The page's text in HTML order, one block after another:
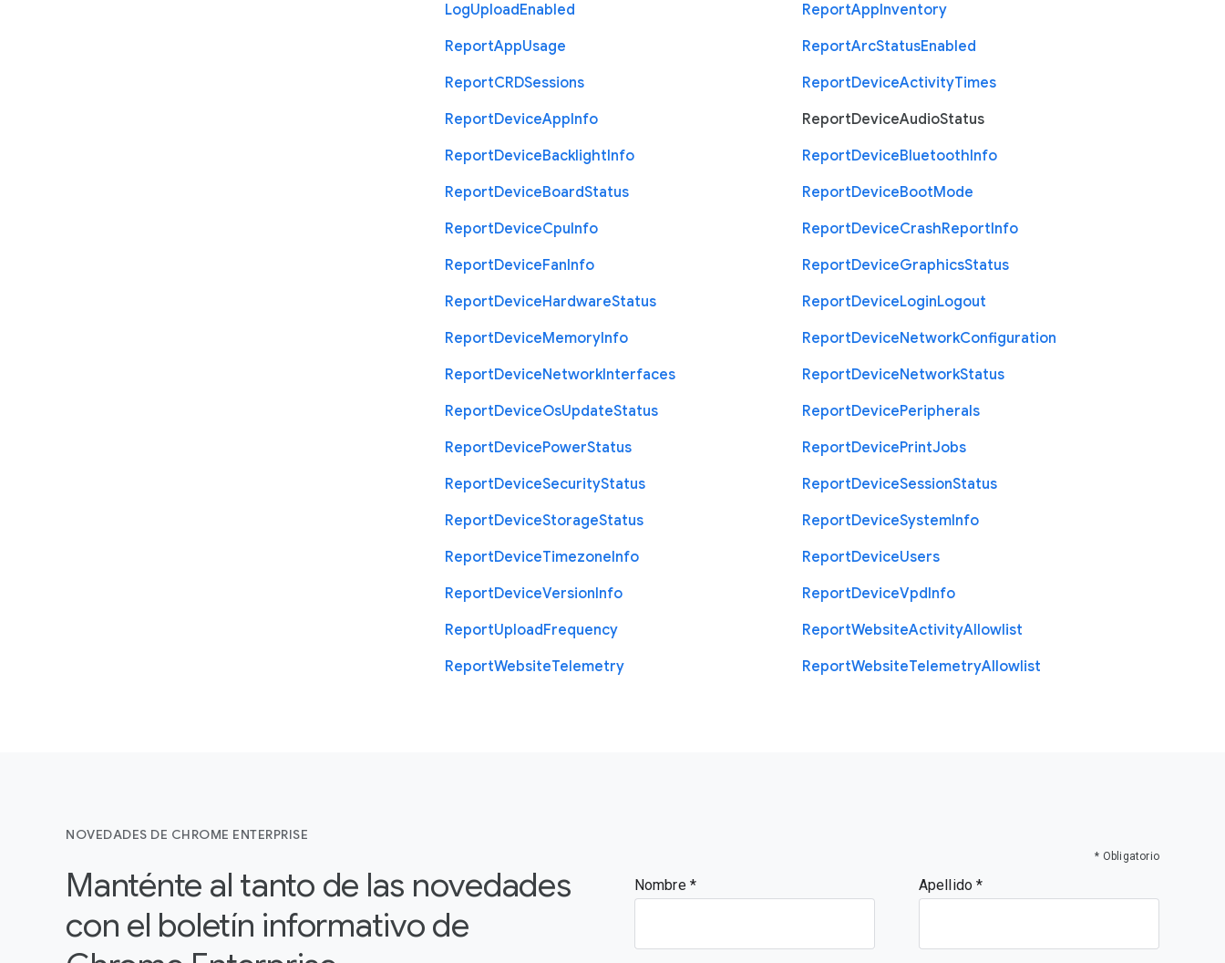
LogUploadEnabled ReportAppInventory
ReportAppUsage ReportArcStatusEnabled
ReportCRDSessions ReportDeviceActivityTimes
ReportDeviceAppInfo ReportDeviceAudioStatus
ReportDeviceBacklightInfo ReportDeviceBluetoothInfo
ReportDeviceBoardStatus ReportDeviceBootMode
ReportDeviceCpuInfo ReportDeviceCrashReportInfo
ReportDeviceFanInfo ReportDeviceGraphicsStatus
ReportDeviceHardwareStatus ReportDeviceLoginLogout
ReportDeviceMemoryInfo ReportDeviceNetworkConfiguration
ReportDeviceNetworkInterfaces ReportDeviceNetworkStatus
ReportDeviceOsUpdateStatus ReportDevicePeripherals
ReportDevicePowerStatus ReportDevicePrintJobs
ReportDeviceSecurityStatus ReportDeviceSessionStatus
ReportDeviceStorageStatus ReportDeviceSystemInfo
ReportDeviceTimezoneInfo ReportDeviceUsers
ReportDeviceVersionInfo ReportDeviceVpdInfo
ReportUploadFrequency ReportWebsiteActivityAllowlist
ReportWebsiteTelemetry ReportWebsiteTelemetryAllowlist
NOVEDADES DE CHROME ENTERPRISE
Manténte al tanto de las novedades
con el boletín informativo de
* Obligatorio
Nombre Apellido